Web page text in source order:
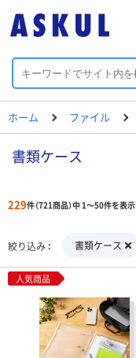
ホーム ファイル
書類ケース
229件（721商品）中 1～50件を表示
絞り込み 書類ケース
人気商品